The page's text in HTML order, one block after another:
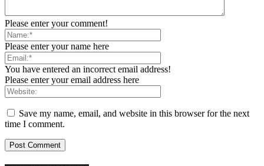
Please enter your comment!
Please enter your name here
You have entered an incorrect email address!
Please enter your email address here
Save my name, email, and website in this browser for the next
time I comment.